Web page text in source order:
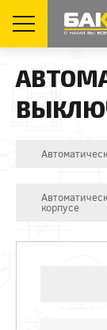
корпусе